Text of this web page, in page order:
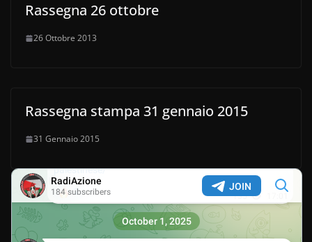
Rassegna 26 ottobre
26 Ottobre 2013
Rassegna stampa 31 gennaio 2015
31 Gennaio 2015